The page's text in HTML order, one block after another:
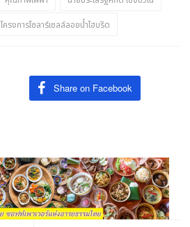
โครงการโซลาร์เซลล์ลอยน้ำไฮบริด
Share on Facebook